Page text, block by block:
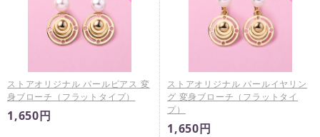
ストアオリジナル パールピアス 変
身ブローチ（フラットタイプ）
1,650円
ストアオリジナル パールイヤリン
グ 変身ブローチ（フラットタイ
プ）
1,650円